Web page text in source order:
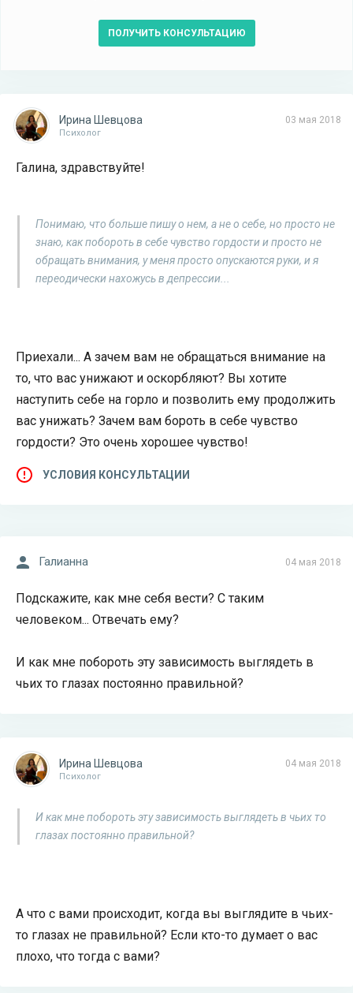
ПОЛУЧИТЬ КОНСУЛЬТАЦИЮ
03 мая 2018
Ирина Шевцова
Психолог
Галина, здравствуйте!
Понимаю, что больше пишу о нем, а не о себе, но просто не
знаю, как побороть в себе чувство гордости и просто не
обращать внимания, у меня просто опускаются руки, и я
переодически нахожусь в депрессии...
Приехали... А зачем вам не обращаться внимание на
то, что вас унижают и оскорбляют? Вы хотите
наступить себе на горло и позволить ему продолжить
вас унижать? Зачем вам бороть в себе чувство
гордости? Это очень хорошее чувство!
УСЛОВИЯ КОНСУЛЬТАЦИИ
04 мая 2018
Галианна
Подскажите, как мне себя вести? С таким
человеком... Отвечать ему?
И как мне побороть эту зависимость выглядеть в
чьих то глазах постоянно правильной?
04 мая 2018
Ирина Шевцова
Психолог
И как мне побороть эту зависимость выглядеть в чьих то
глазах постоянно правильной?
А что с вами происходит, когда вы выглядите в чьих-
то глазах не правильной? Если кто-то думает о вас
плохо, что тогда с вами?